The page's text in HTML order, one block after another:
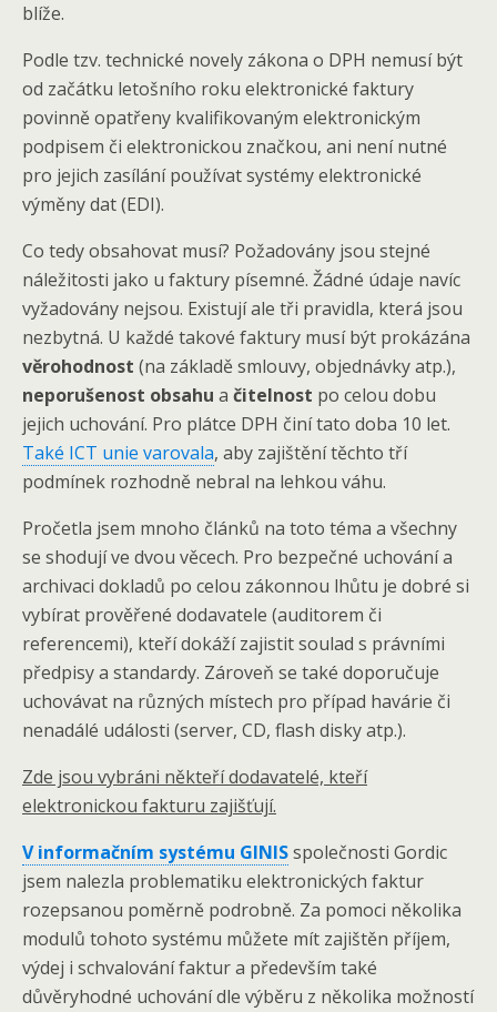
blíže.
Podle tzv. technické novely zákona o DPH nemusí být
od začátku letošního roku elektronické faktury
povinně opatřeny kvalifikovaným elektronickým
podpisem či elektronickou značkou, ani není nutné
pro jejich zasílání používat systémy elektronické
výměny dat (EDI).
Co tedy obsahovat musí? Požadovány jsou stejné
náležitosti jako u faktury písemné. Žádné údaje navíc
vyžadovány nejsou. Existují ale tři pravidla, která jsou
nezbytná. U každé takové faktury musí být prokázána
věrohodnost (na základě smlouvy, objednávky atp.),
neporušenost obsahu a čitelnost po celou dobu
jejich uchování. Pro plátce DPH činí tato doba 10 let.
Také ICT unie varovala, aby zajištění těchto tří
podmínek rozhodně nebral na lehkou váhu.
Pročetla jsem mnoho článků na toto téma a všechny
se shodují ve dvou věcech. Pro bezpečné uchování a
archivaci dokladů po celou zákonnou lhůtu je dobré si
vybírat prověřené dodavatele (auditorem či
referencemi), kteří dokáží zajistit soulad s právními
předpisy a standardy. Zároveň se také doporučuje
uchovávat na různých místech pro případ havárie či
nenadálé události (server, CD, flash disky atp.).
Zde jsou vybráni někteří dodavatelé, kteří
elektronickou fakturu zajišťují.
V informačním systému GINISspolečnosti Gordic
jsem nalezla problematiku elektronických faktur
rozepsanou poměrně podrobně. Za pomoci několika
modulů tohoto systému můžete mít zajištěn příjem,
výdej i schvalování faktur a především také
důvěryhodné uchování dle výběru z několika možností